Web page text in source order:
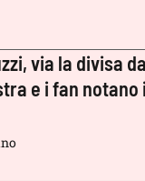
via la divisa
e i fan